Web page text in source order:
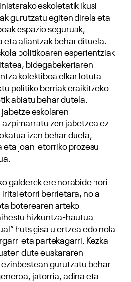
eskoletatik ikusi
gurutzatu egiten direla eta
espazio seguruak,
eta aliantzak behar dituela.
politikoaren esperientziak
bidegabekeriaren
kolektiboa elkar lotuta
politiko berriak eraikitzeko
abiatu behar dutela.
eskolaren
zen jabetzea ez
izan behar duela,
eta joan-etorriko prozesu
galderek ere norabide hori
iritsi etorri berrietara, nola
boterearen arteko
hizkuntza-hautua
huts gisa ulertzea edo nola
eta partekagarri. Kezka
dute euskararen
gurutzatu behar
jatorria, adina eta